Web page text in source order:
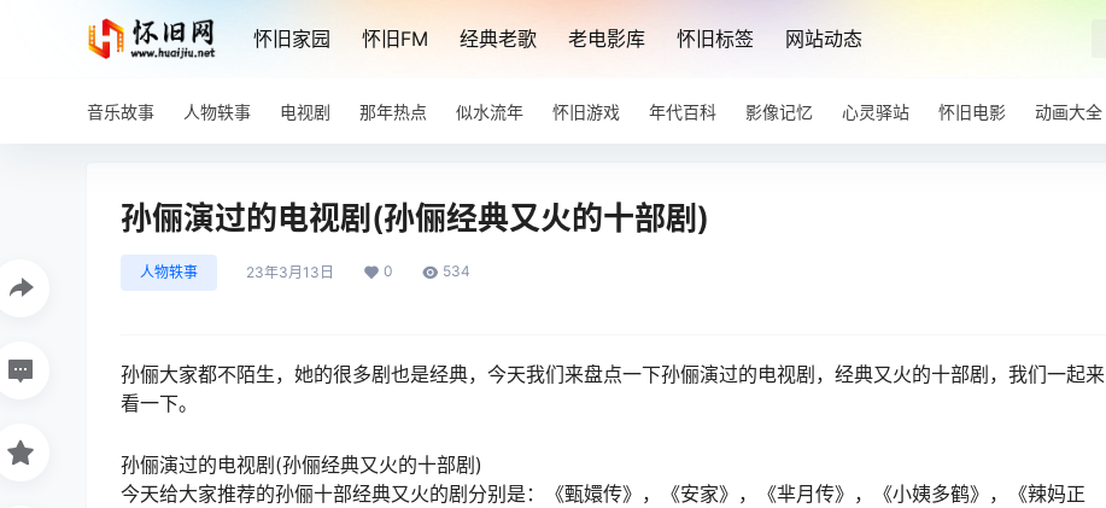
怀旧家园 怀旧FM 经典老歌 老电影库 怀旧标签 网站动态
音乐故事 人物轶事 电视剧 那年热点 似水流年 怀旧游戏 年代百科 影像记忆 心灵驿站 怀旧电影 动画大全
孙俪演过的电视剧(孙俪经典又火的十部剧)
人物轶事 23年3月13日 0 534
孙俪大家都不陌生，她的很多剧也是经典，今天我们来盘点一下孙俪演过的电视剧，经典又火的十部剧，我们一起来
看一下。
孙俪演过的电视剧(孙俪经典又火的十部剧)
今天给大家推荐的孙俪十部经典又火的剧分别是：《甄嬛传》，《安家》，《芈月传》，《小姨多鹤》，《辣妈正